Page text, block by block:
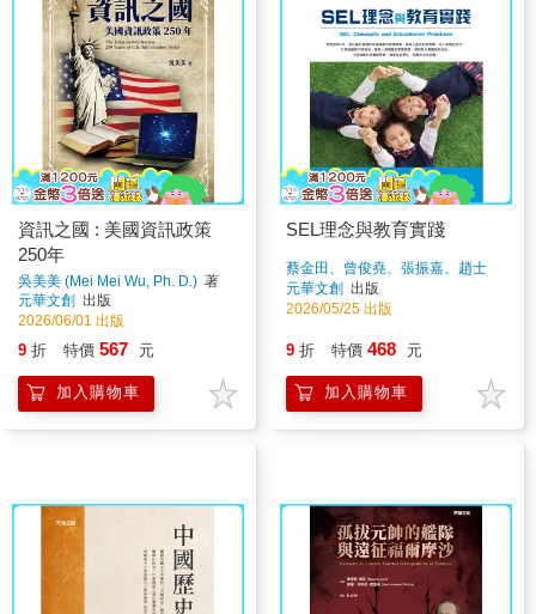
資訊之國 : 美國資訊政策
250年
吳美美 (Mei Mei Wu, Ph. D.) 著
元華文創 出版
2026/06/01 出版
9 折 特價 567 元
加入購物車
SEL理念與教育實踐
蔡金田、曾俊堯、張振嘉、趙士
瑩、温富榮、沈秋宏、林宏泰、陳
渼侖、楊景竣、林吟馨、徐秀青、
元華文創 出版
2026/05/25 出版
9 折 特價 468 元
加入購物車